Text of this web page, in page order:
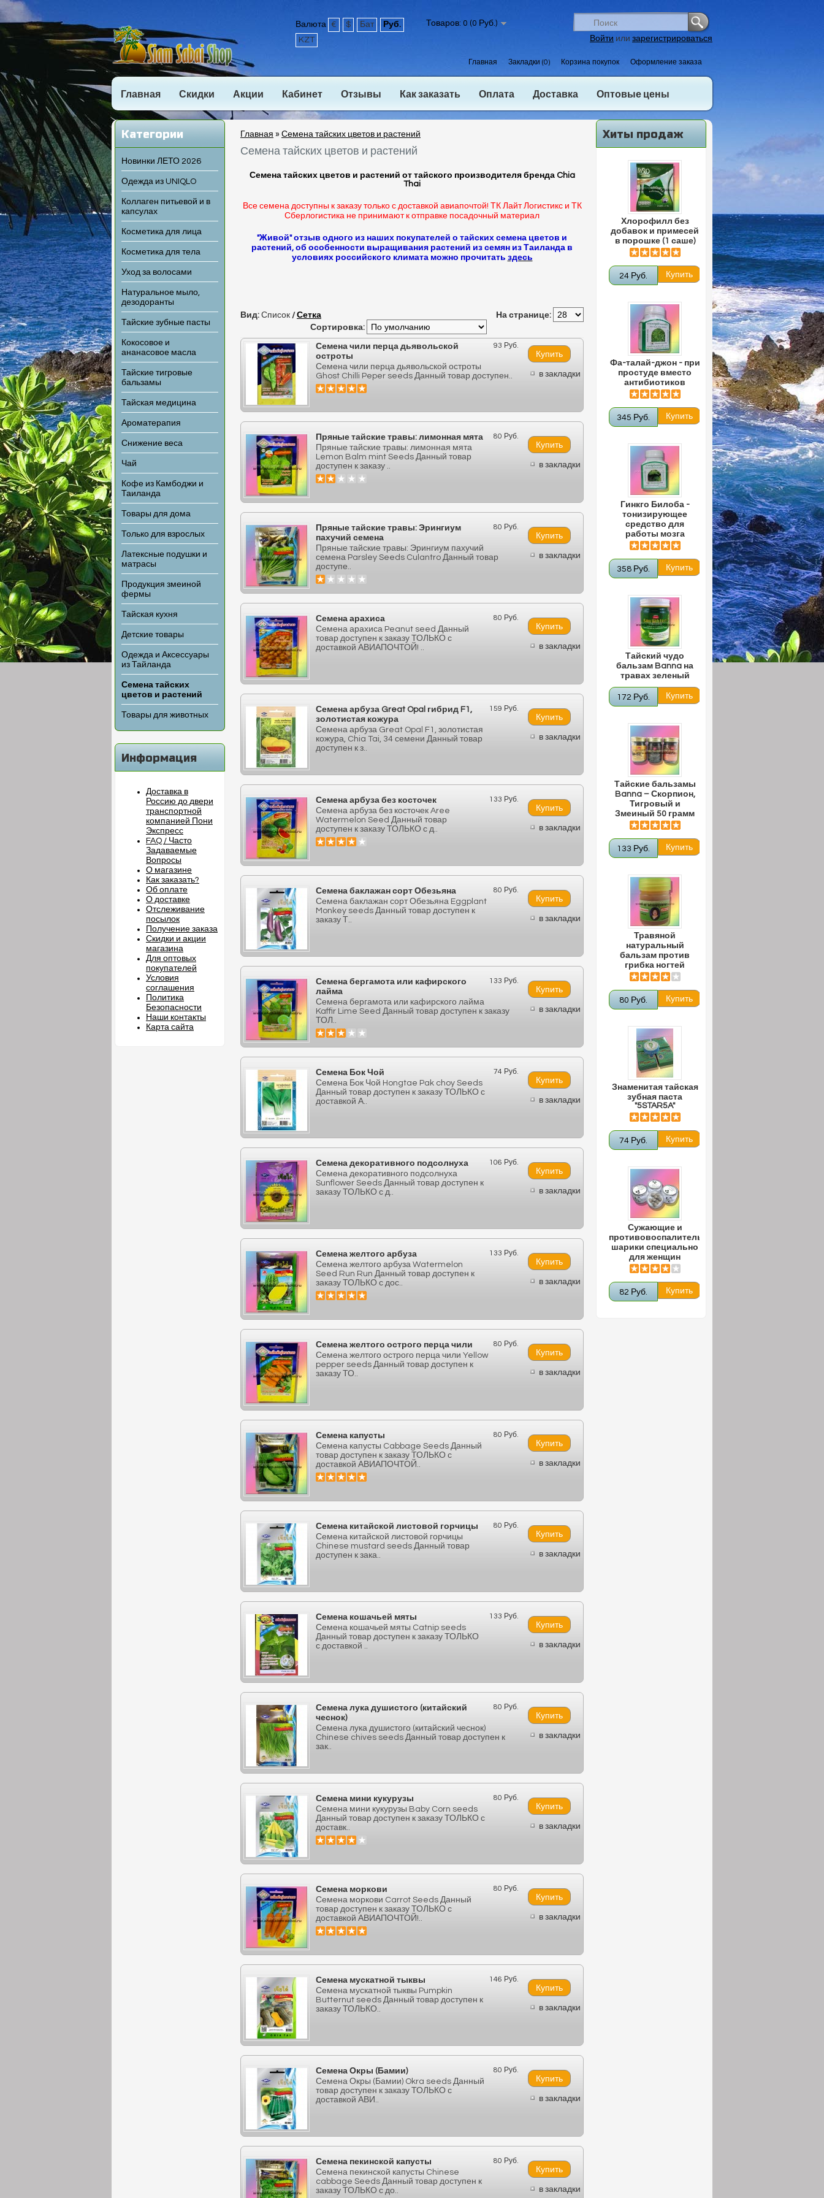
Валюта € $ Бат
Руб.
KZT
Товаров: 0 (0 Руб.)
Войти или зарегистрироваться
Главная Закладки (0) Корзина покупок Оформление заказа
Главная Скидки Акции Кабинет Отзывы Как заказать Оплата Доставка Оптовые цены
Категории
Новинки ЛЕТО 2026
Одежда из UNIQLO
Коллаген питьевой и в
капсулах
Косметика для лица
Косметика для тела
Уход за волосами
Натуральное мыло,
дезодоранты
Тайские зубные пасты
Кокосовое и
ананасовое масла
Тайские тигровые
бальзамы
Тайская медицина
Ароматерапия
Снижение веса
Чай
Кофе из Камбоджи и
Таиланда
Товары для дома
Только для взрослых
Латексные подушки и
матрасы
Продукция змеиной
фермы
Тайская кухня
Детские товары
Одежда и Аксессуары
из Тайланда
Семена тайских
цветов и растений
Товары для животных
Информация
Доставка в
Россию до двери
транспортной
компанией Пони
Экспресс
FAQ / Часто
Задаваемые
Вопросы
О магазине
Как заказать?
Об оплате
О доставке
Отслеживание
посылок
Получение заказа
Скидки и акции
магазина
Для оптовых
покупателей
Условия
соглашения
Политика
Безопасности
Наши контакты
Карта сайта
Хиты продаж
Хлорофилл без
добавок и примесей
в порошке (1 саше)
24 Руб.
Фа-талай-джон - при
простуде вместо
антибиотиков
345 Руб.
Гинкго Билоба -
тонизирующее
средство для
работы мозга
358 Руб.
Тайский чудо
бальзам Banna на
травах зеленый
172 Руб.
Тайские бальзамы
Banna – Скорпион,
Тигровый и
Змеиный 50 грамм
133 Руб.
Травяной
натуральный
бальзам против
грибка ногтей
80 Руб.
Знаменитая тайская
зубная паста
"5STAR5A"
74 Руб.
Сужающие и
противовоспалительные
шарики специально
для женщин
82 Руб.
Главная » Семена тайских цветов и растений
Семена тайских цветов и растений
Семена тайских цветов и растений от тайского производителя бренда Chia
Thai
Все семена доступны к заказу только с доставкой авиапочтой! ТК Лайт Логистикс и ТК
Сберлогистика не принимают к отправке посадочный материал
"Живой" отзыв одного из наших покупателей о тайских семена цветов и
растений, об особенности выращивания растений из семян из Таиланда в
условиях российского климата можно прочитать здесь
Вид: Список / Сетка
На странице:
Сортировка:
в закладки
93 Руб.
Семена чили перца дьявольской
остроты
Семена чили перца дьявольской остроты
Ghost Chilli Peper seeds Данный товар доступен..
в закладки
80 Руб.
Пряные тайские травы: лимонная мята
Пряные тайские травы: лимонная мята
Lemon Balm mint Seeds Данный товар
доступен к заказу ..
в закладки
80 Руб.
Пряные тайские травы: Эрингиум
пахучий семена
Пряные тайские травы: Эрингиум пахучий
семена Parsley Seeds Culantro Данный товар
доступе..
в закладки
80 Руб.
Семена арахиса
Семена арахиса Peanut seed Данный
товар доступен к заказу ТОЛЬКО с
доставкой АВИАПОЧТОЙ! ..
в закладки
159 Руб.
Семена арбуза Great Opal гибрид F1,
золотистая кожура
Семена арбуза Great Opal F1, золотистая
кожура, Chia Tai, 34 семени Данный товар
доступен к з..
в закладки
133 Руб.
Семена арбуза без косточек
Семена арбуза без косточек Aree
Watermelon Seed Данный товар
доступен к заказу ТОЛЬКО с д..
в закладки
80 Руб.
Семена баклажан сорт Обезьяна
Семена баклажан сорт Обезьяна Eggplant
Monkey seeds Данный товар доступен к
заказу Т..
в закладки
133 Руб.
Семена бергамота или кафирского
лайма
Семена бергамота или кафирского лайма
Kaffir Lime Seed Данный товар доступен к заказу
ТОЛ..
в закладки
74 Руб.
Семена Бок Чой
Семена Бок Чой Hongtae Pak choy Seeds
Данный товар доступен к заказу ТОЛЬКО с
доставкой А..
в закладки
106 Руб.
Семена декоративного подсолнуха
Семена декоративного подсолнуха
Sunflower Seeds Данный товар доступен к
заказу ТОЛЬКО с д..
в закладки
133 Руб.
Семена желтого арбуза
Семена желтого арбуза Watermelon
Seed Run Run Данный товар доступен к
заказу ТОЛЬКО с дос..
в закладки
80 Руб.
Семена желтого острого перца чили
Семена желтого острого перца чили Yellow
pepper seeds Данный товар доступен к
заказу ТО..
в закладки
80 Руб.
Семена капусты
Семена капусты Cabbage Seeds Данный
товар доступен к заказу ТОЛЬКО с
доставкой АВИАПОЧТОЙ..
в закладки
80 Руб.
Семена китайской листовой горчицы
Семена китайской листовой горчицы
Chinese mustard seeds Данный товар
доступен к зака..
в закладки
133 Руб.
Семена кошачьей мяты
Семена кошачьей мяты Catnip seeds
Данный товар доступен к заказу ТОЛЬКО
с доставкой ..
в закладки
80 Руб.
Семена лука душистого (китайский
чеснок)
Семена лука душистого (китайский чеснок)
Chinese chives seeds Данный товар доступен к
зак..
в закладки
80 Руб.
Семена мини кукурузы
Семена мини кукурузы Baby Corn seeds
Данный товар доступен к заказу ТОЛЬКО с
доставк..
в закладки
80 Руб.
Семена моркови
Семена моркови Carrot Seeds Данный
товар доступен к заказу ТОЛЬКО с
доставкой АВИАПОЧТОЙ!..
в закладки
146 Руб.
Семена мускатной тыквы
Семена мускатной тыквы Pumpkin
Butternut seeds Данный товар доступен к
заказу ТОЛЬКО..
в закладки
80 Руб.
Семена Окры (Бамии)
Семена Окры (Бамии) Okra seeds Данный
товар доступен к заказу ТОЛЬКО с
доставкой АВИ..
в закладки
80 Руб.
Семена пекинской капусты
Семена пекинской капусты Chinese
cabbage Seeds Данный товар доступен к
заказу ТОЛЬКО с до..